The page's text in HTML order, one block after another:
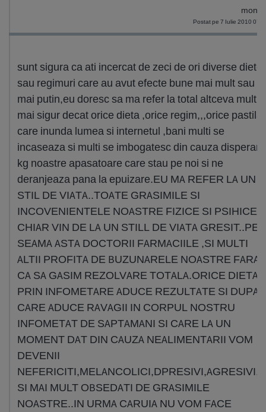
Postat pe 7 Iulie 2010
sunt sigura ca ati incercat de zeci de ori diverse diete
sau regimuri care au avut efecte bune mai mult sau
mai putin,eu doresc sa ma refer la total altceva mult
mai sigur decat orice dieta ,orice regim,,,orice pastila
care inunda lumea si internetul ,bani multi se
incaseaza si multi se imbogatesc din cauza disperarii
kg noastre apasatoare care stau pe noi si ne
deranjeaza pana la epuizare.EU MA REFER LA UN
STIL DE VIATA..TOATE GRASIMILE SI
INCOVENIENTELE NOASTRE FIZICE SI PSIHICE
CHIAR VIN DE LA UN STILL DE VIATA GRESIT..PE
SEAMA ASTA DOCTORII FARMACIILE ,SI MULTI
ALTII PROFITA DE BUZUNARELE NOASTRE FARA
CA SA GASIM REZOLVARE TOTALA.ORICE DIETA
PRIN INFOMETARE ADUCE REZULTATE SI DUPA
CARE ADUCE RAVAGII IN CORPUL NOSTRU
INFOMETAT DE SAPTAMANI SI CARE LA UN
MOMENT DAT DIN CAUZA NEALIMENTARII VOM
DEVENII
SI MAI MULT OBSEDATI DE GRASIMILE
NOASTRE..IN URMA CARUIA NU VOM FACE